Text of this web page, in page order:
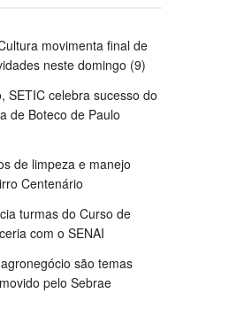
movimenta final de
neste domingo (9)
SETIC celebra sucesso do
de Boteco de Paulo
de limpeza e manejo
Centenário
turmas do Curso de
com o SENAI
são temas
pelo Sebrae